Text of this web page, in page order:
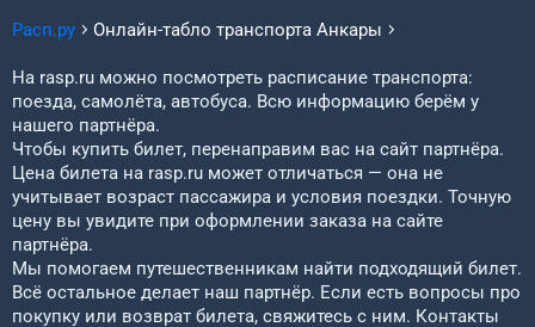
Расп.ру Онлайн-табло транспорта Анкары
На rasp.ru можно посмотреть расписание транспорта:
поезда, самолёта, автобуса. Всю информацию берём у
нашего партнёра.
Чтобы купить билет, перенаправим вас на сайт партнёра.
Цена билета на rasp.ru может отличаться — она не
учитывает возраст пассажира и условия поездки. Точную
цену вы увидите при оформлении заказа на сайте
партнёра.
Мы помогаем путешественникам найти подходящий билет.
Всё остальное делает наш партнёр. Если есть вопросы про
покупку или возврат билета, свяжитесь с ним. Контакты